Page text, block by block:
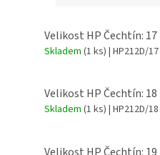
Velikost HP Čechtín: 17
Skladem (1 ks) | HP212D/17
Velikost HP Čechtín: 18
Skladem (1 ks) | HP212D/18